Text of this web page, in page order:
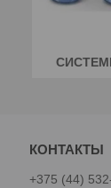
+375 (44)